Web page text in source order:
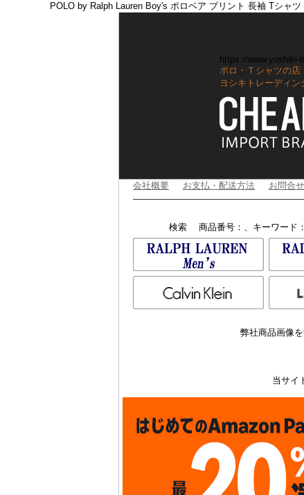
POLO by Ralph Lauren Boy's ポロベア プリント 長袖 Tシャツ
https://www.yoshiki-
ポロ・Ｔシャツの
ヨシキトレーディン
会社概要 お支払・配送方法 お問合せ
検索 商品番号：、キーワード：
弊社商品画像
当サイ